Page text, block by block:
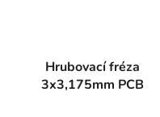
Hrubovací fréza
3x3,175mm PCB